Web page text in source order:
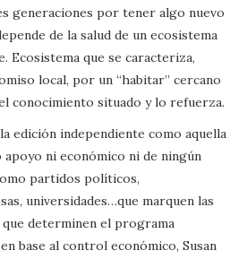
generaciones por tener algo nuevo
de la salud de un ecosistema
Ecosistema que se caracteriza,
local, por un “habitar” cercano
conocimiento situado y lo refuerza.
edición independiente como aquella
ni económico ni de ningún
partidos políticos,
universidades…que marquen las
determinen el programa
base al control económico, Susan